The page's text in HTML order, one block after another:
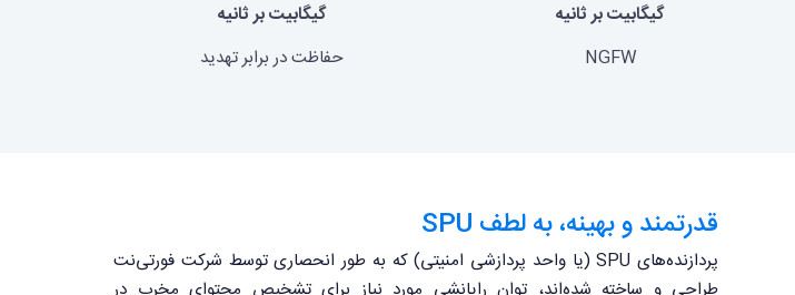
گیگابیت بر ثانیه
NGFW
گیگابیت بر ثانیه
حفاظت در برابر تهدید
قدرتمند و بهینه، به لطف SPU
پردازنده‌های SPU (یا واحد پردازشی امنیتی) که به طور انحصاری توسط شرکت فورتی‌نت